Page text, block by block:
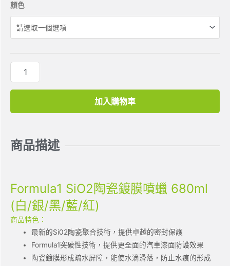
顏色
加入購物車
商品描述
Formula1 SiO2陶瓷鍍膜噴蠟 680ml
(白/銀/黑/藍/紅)
商品特色：
最新的Si02陶瓷聚合技術，提供卓越的密封保護
Formula1突破性技術，提供更全面的汽車漆面防護效果
陶瓷鍍膜形成疏水屏障，能使水滴滑落，防止水痕的形成